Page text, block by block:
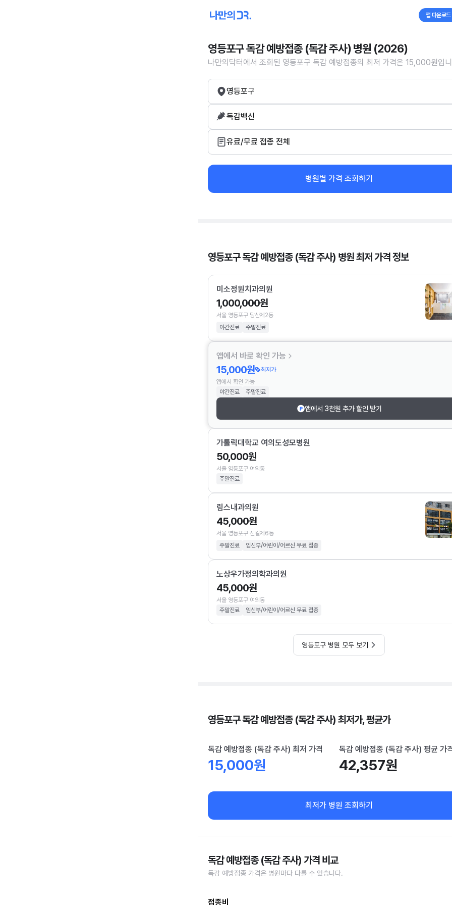
앱 다운로드
영등포구 독감 예방접종 (독감 주사) 병원 (2026)
나만의닥터에서 조회된 영등포구 독감 예방접종의 최저 가격은 15,000원입
영등포구
독감백신
유료/무료 접종 전체
병원별 가격 조회하기
영등포구 독감 예방접종 (독감 주사) 병원 최저 가격 정보
미소정원치과의원
1,000,000원
서울 영등포구 당산제2동
야간진료
주말진료
앱에서 바로 확인 가능
15,000원
최저가
앱에서 확인 가능
야간진료
주말진료
앱에서 3천원 추가 할인 받기
가톨릭대학교 여의도성모병원
50,000원
서울 영등포구 여의동
주말진료
림스내과의원
45,000원
서울 영등포구 신길제6동
주말진료
임신부/어린이/어르신 무료 접종
노상우가정의학과의원
45,000원
서울 영등포구 여의동
주말진료
임신부/어린이/어르신 무료 접종
영등포구 병원 모두 보기
영등포구 독감 예방접종 (독감 주사) 최저가, 평균가
독감 예방접종 (독감 주사) 최저 가격
15,000원
독감 예방접종 (독감 주사) 평균 가
42,357원
최저가 병원 조회하기
독감 예방접종 (독감 주사) 가격 비교
독감 예방접종 가격은 병원마다 다를 수 있습니다.
접종비